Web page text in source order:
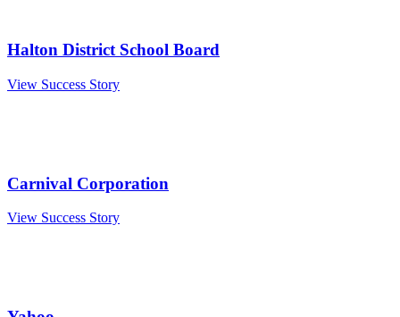
Halton District School Board
View Success Story
Carnival Corporation
View Success Story